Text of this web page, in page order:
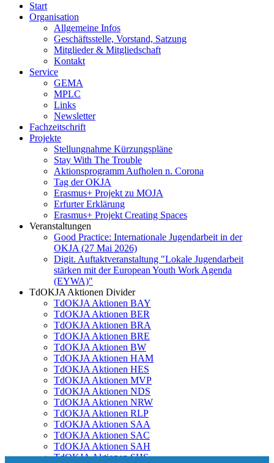
Start
Organisation
Allgemeine Infos
Geschäftsstelle, Vorstand, Satzung
Mitglieder & Mitgliedschaft
Kontakt
Service
GEMA
MPLC
Links
Newsletter
Fachzeitschrift
Projekte
Stellungnahme Kürzungspläne
Stay With The Trouble
Aktionsprogramm Aufholen n. Corona
Tag der OKJA
Erasmus+ Projekt zu MOJA
Erfurter Erklärung
Erasmus+ Projekt Creating Spaces
Veranstaltungen
Good Practice: Internationale Jugendarbeit in der
OKJA (27 Mai 2026)
Digit. Auftaktveranstaltung "Lokale Jugendarbeit
stärken mit der European Youth Work Agenda
(EYWA)"
TdOKJA Aktionen Divider
TdOKJA Aktionen BAY
TdOKJA Aktionen BER
TdOKJA Aktionen BRA
TdOKJA Aktionen BRE
TdOKJA Aktionen BW
TdOKJA Aktionen HAM
TdOKJA Aktionen HES
TdOKJA Aktionen MVP
TdOKJA Aktionen NDS
TdOKJA Aktionen NRW
TdOKJA Aktionen RLP
TdOKJA Aktionen SAA
TdOKJA Aktionen SAC
TdOKJA Aktionen SAH
TdOKJA Aktionen SHS